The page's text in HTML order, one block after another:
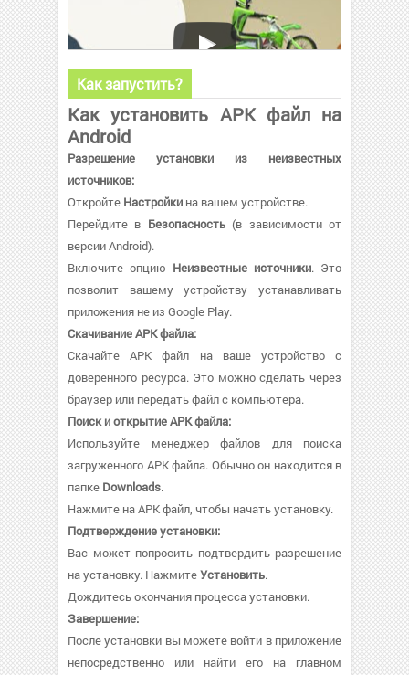
Как запустить?
Как установить APK файл на
Android
Разрешение установки из неизвестных
источников:
Откройте Настройки на вашем устройстве.
Перейдите в Безопасность(в зависимости от
версии Android).
Включите опцию Неизвестные источники. Это
позволит вашему устройству устанавливать
приложения не из Google Play.
Скачивание APK файла:
Скачайте APK файл на ваше устройство с
доверенного ресурса. Это можно сделать через
браузер или передать файл с компьютера.
Поиск и открытие APK файла:
Используйте менеджер файлов для поиска
загруженного APK файла. Обычно он находится в
папке Downloads.
Нажмите на APK файл, чтобы начать установку.
Подтверждение установки:
Вас может попросить подтвердить разрешение
на установку. НажмитеУстановить.
Дождитесь окончания процесса установки.
Завершение:
После установки вы можете войти в приложение
непосредственно или найти его на главном